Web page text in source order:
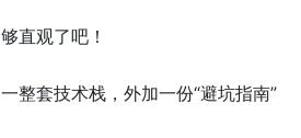
够直观了吧！
一整套技术栈，外加一份“避坑指南”